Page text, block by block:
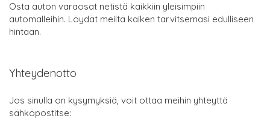
Osta auton varaosat netistä kaikkiin yleisimpiin
automalleihin. Löydät meiltä kaiken tarvitsemasi edulliseen
hintaan.
Yhteydenotto
Jos sinulla on kysymyksiä, voit ottaa meihin yhteyttä
sähköpostitse: